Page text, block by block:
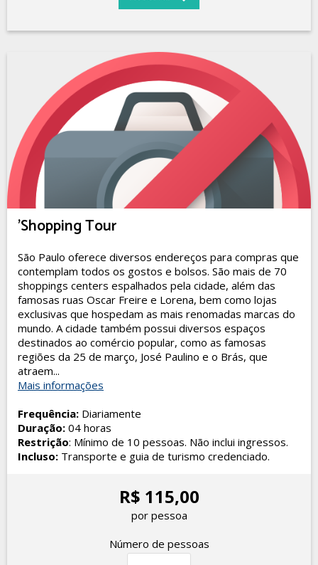
'Shopping Tour
São Paulo oferece diversos endereços para compras que
contemplam todos os gostos e bolsos. São mais de 70
shoppings centers espalhados pela cidade, além das
famosas ruas Oscar Freire e Lorena, bem como lojas
exclusivas que hospedam as mais renomadas marcas do
mundo. A cidade também possui diversos espaços
destinados ao comércio popular, como as famosas
regiões da 25 de março, José Paulino e o Brás, que
atraem...
Mais informações
Frequência: Diariamente
Duração: 04 horas
Restrição: Mínimo de 10 pessoas. Não inclui ingressos.
Incluso: Transporte e guia de turismo credenciado.
R$ 115,00
por pessoa
Número de pessoas